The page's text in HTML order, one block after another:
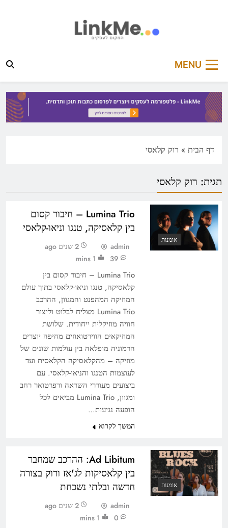
MENU
דף הבית » רוק קלאסי
תגית: רוק קלאסי
אומנות
Lumina Trio – חיבור קסום
בין קלאסיקה, טנגו וניאו-קלאסי
admin
2 שנים ago
39
1 mins
Lumina Trio – חיבור קסום בין
קלאסיקה, טנגו וניאו-קלאסי בתוך עולם
המוזיקה המהפנט והמגוון, ההרכב
Lumina Trio מצליח לבלוט וליצור
חוויה מוזיקלית ייחודית. שלושת
המוזיקאים הווירטואוזים מחיפה יוצרים
הרמוניה מופלאה בין עולמות שונים של
מוזיקה – מהקלאסיקה הקלאסית ועד
לעוצמות הטנגו והניאו-קלאסי. עם
ביצועים מעוררי השראה ורפרטואר רחב
ומגוון, Lumina Trio מביאים לכל
הופעה נגיעות…
המשך לקרוא
אומנות
Ad Libitum: ההרכב שמחבר
בין קלאסיקות לג'אז ורוק בצורה
חדשה ובלתי נשכחת
admin
2 שנים ago
0
1 mins